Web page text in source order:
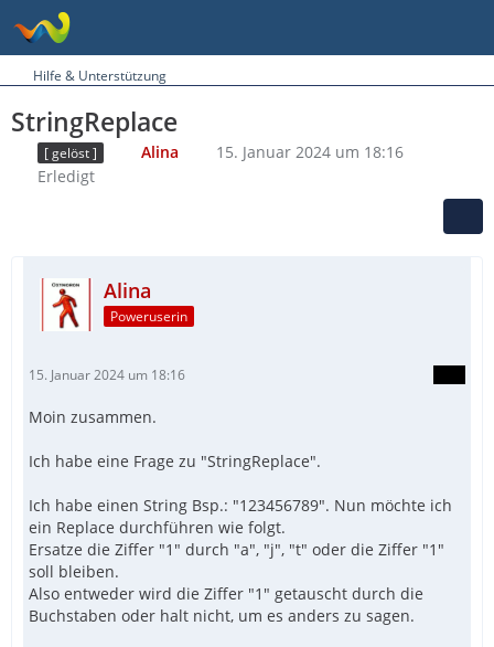
Hilfe & Unterstützung
StringReplace
[ gelöst ] Alina
15. Januar 2024 um 18:16
Erledigt
Alina
Poweruserin
15. Januar 2024 um 18:16
Moin zusammen.
Ich habe eine Frage zu "StringReplace".
Ich habe einen String Bsp.: "123456789". Nun möchte ich
ein Replace durchführen wie folgt.
Ersatze die Ziffer "1" durch "a", "j", "t" oder die Ziffer "1"
soll bleiben.
Also entweder wird die Ziffer "1" getauscht durch die
Buchstaben oder halt nicht, um es anders zu sagen.